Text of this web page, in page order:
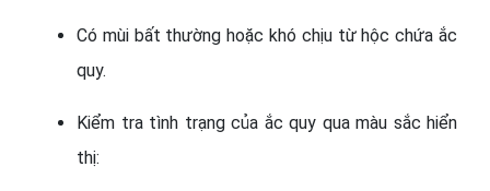
Có mùi bất thường hoặc khó chịu từ hộc chứa ắc
quy.
Kiểm tra tình trạng của ắc quy qua màu sắc hiển
thị: